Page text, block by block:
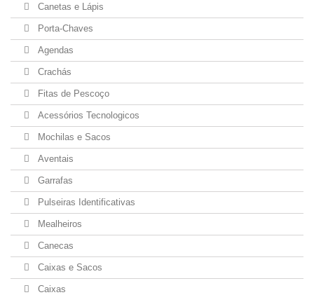
Canetas e Lápis
Porta-Chaves
Agendas
Crachás
Fitas de Pescoço
Acessórios Tecnologicos
Mochilas e Sacos
Aventais
Garrafas
Pulseiras Identificativas
Mealheiros
Canecas
Caixas e Sacos
Caixas